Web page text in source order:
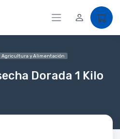
Agricultura y Alimentación
Dorada 1 Kilo